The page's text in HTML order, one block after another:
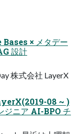
× メタデー
設計
株式会社 LayerX
08 ~ )
ジニア AI-BPO チ